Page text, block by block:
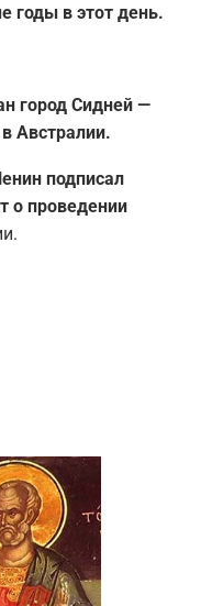
годы в этот день.
город Сидней —
Австралии.
подписал
о проведении